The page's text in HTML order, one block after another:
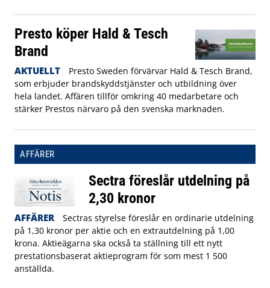
Presto köper Hald & Tesch
Brand
AKTUELLT
Presto Sweden förvärvar Hald & Tesch Brand,
som erbjuder brandskyddstjänster och utbildning över
hela landet. Affären tillför omkring 40 medarbetare och
stärker Prestos närvaro på den svenska marknaden.
AFFÄRER
Sectra föreslår utdelning på
2,30 kronor
AFFÄRER
Sectras styrelse föreslår en ordinarie utdelning
på 1,30 kronor per aktie och en extrautdelning på 1,00
krona. Aktieägarna ska också ta ställning till ett nytt
prestationsbaserat aktieprogram för som mest 1 500
anställda.